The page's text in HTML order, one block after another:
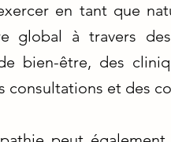
en tant que
global à travers
bien-être, des
consultations et des